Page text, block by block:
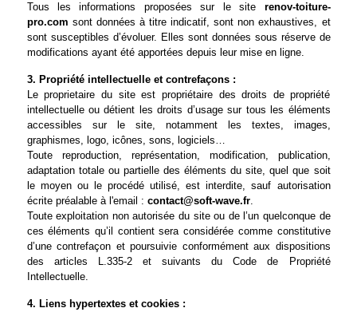
Tous les informations proposées sur le site renov-toiture-
pro.com sont données à titre indicatif, sont non exhaustives, et
sont susceptibles d’évoluer. Elles sont données sous réserve de
modifications ayant été apportées depuis leur mise en ligne.
3. Propriété intellectuelle et contrefaçons :
Le proprietaire du site est propriétaire des droits de propriété
intellectuelle ou détient les droits d’usage sur tous les éléments
accessibles sur le site, notamment les textes, images,
graphismes, logo, icônes, sons, logiciels…
Toute reproduction, représentation, modification, publication,
adaptation totale ou partielle des éléments du site, quel que soit
le moyen ou le procédé utilisé, est interdite, sauf autorisation
écrite préalable à l'email :
.
Toute exploitation non autorisée du site ou de l’un quelconque de
ces éléments qu’il contient sera considérée comme constitutive
d’une contrefaçon et poursuivie conformément aux dispositions
des articles L.335-2 et suivants du Code de Propriété
Intellectuelle.
4. Liens hypertextes et cookies :